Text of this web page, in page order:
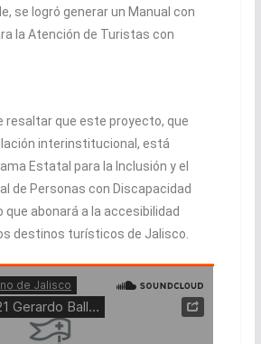
se logró generar un Manual con
la Atención de Turistas con
resaltar que este proyecto, que
interinstitucional, está
Estatal para la Inclusión y el
de Personas con Discapacidad
que abonará a la accesibilidad
destinos turísticos de Jalisco.